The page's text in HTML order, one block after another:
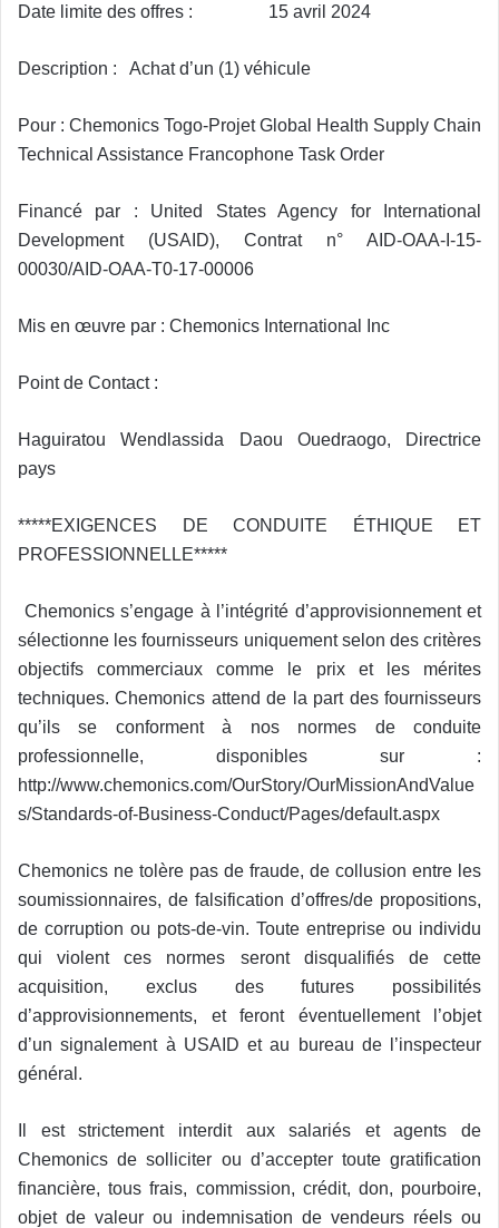
Date limite des offres : 15 avril 2024
Description : Achat d’un (1) véhicule
Pour : Chemonics Togo-Projet Global Health Supply Chain
Technical Assistance Francophone Task Order
Financé par : United States Agency for International
Development (USAID), Contrat n° AID-OAA-I-15-
00030/AID-OAA-T0-17-00006
Mis en œuvre par : Chemonics International Inc
Point de Contact :
Haguiratou Wendlassida Daou Ouedraogo, Directrice
pays
*****EXIGENCES DE CONDUITE ÉTHIQUE ET
PROFESSIONNELLE*****
Chemonics s’engage à l’intégrité d’approvisionnement et
sélectionne les fournisseurs uniquement selon des critères
objectifs commerciaux comme le prix et les mérites
techniques. Chemonics attend de la part des fournisseurs
qu’ils se conforment à nos normes de conduite
professionnelle, disponibles sur :
http://www.chemonics.com/OurStory/OurMissionAndValue
s/Standards-of-Business-Conduct/Pages/default.aspx
Chemonics ne tolère pas de fraude, de collusion entre les
soumissionnaires, de falsification d’offres/de propositions,
de corruption ou pots-de-vin. Toute entreprise ou individu
qui violent ces normes seront disqualifiés de cette
acquisition, exclus des futures possibilités
d’approvisionnements, et feront éventuellement l’objet
d’un signalement à USAID et au bureau de l’inspecteur
général.
Il est strictement interdit aux salariés et agents de
Chemonics de solliciter ou d’accepter toute gratification
financière, tous frais, commission, crédit, don, pourboire,
objet de valeur ou indemnisation de vendeurs réels ou